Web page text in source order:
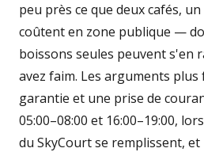
peu près ce que deux cafés,
coûtent en zone publique —
boissons seules peuvent s'en
avez faim. Les arguments
garantie et une prise de
05:00–08:00 et 16:00–19:00,
du SkyCourt se remplissent,